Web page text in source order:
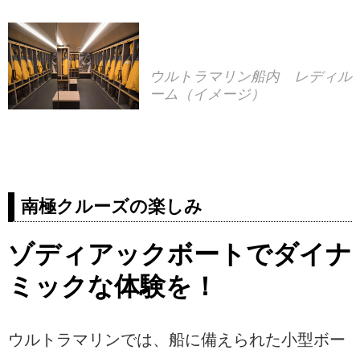
ウルトラマリン船内 レディル
ーム（イメージ）
南極クルーズの楽しみ
ゾディアックボートでダイナ
ミックな体験を！
ウルトラマリンでは、船に備えられた小型ボー